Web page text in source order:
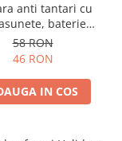
anti tantari cu
baterie
90mAh
58 RON
46 RON
IN COS